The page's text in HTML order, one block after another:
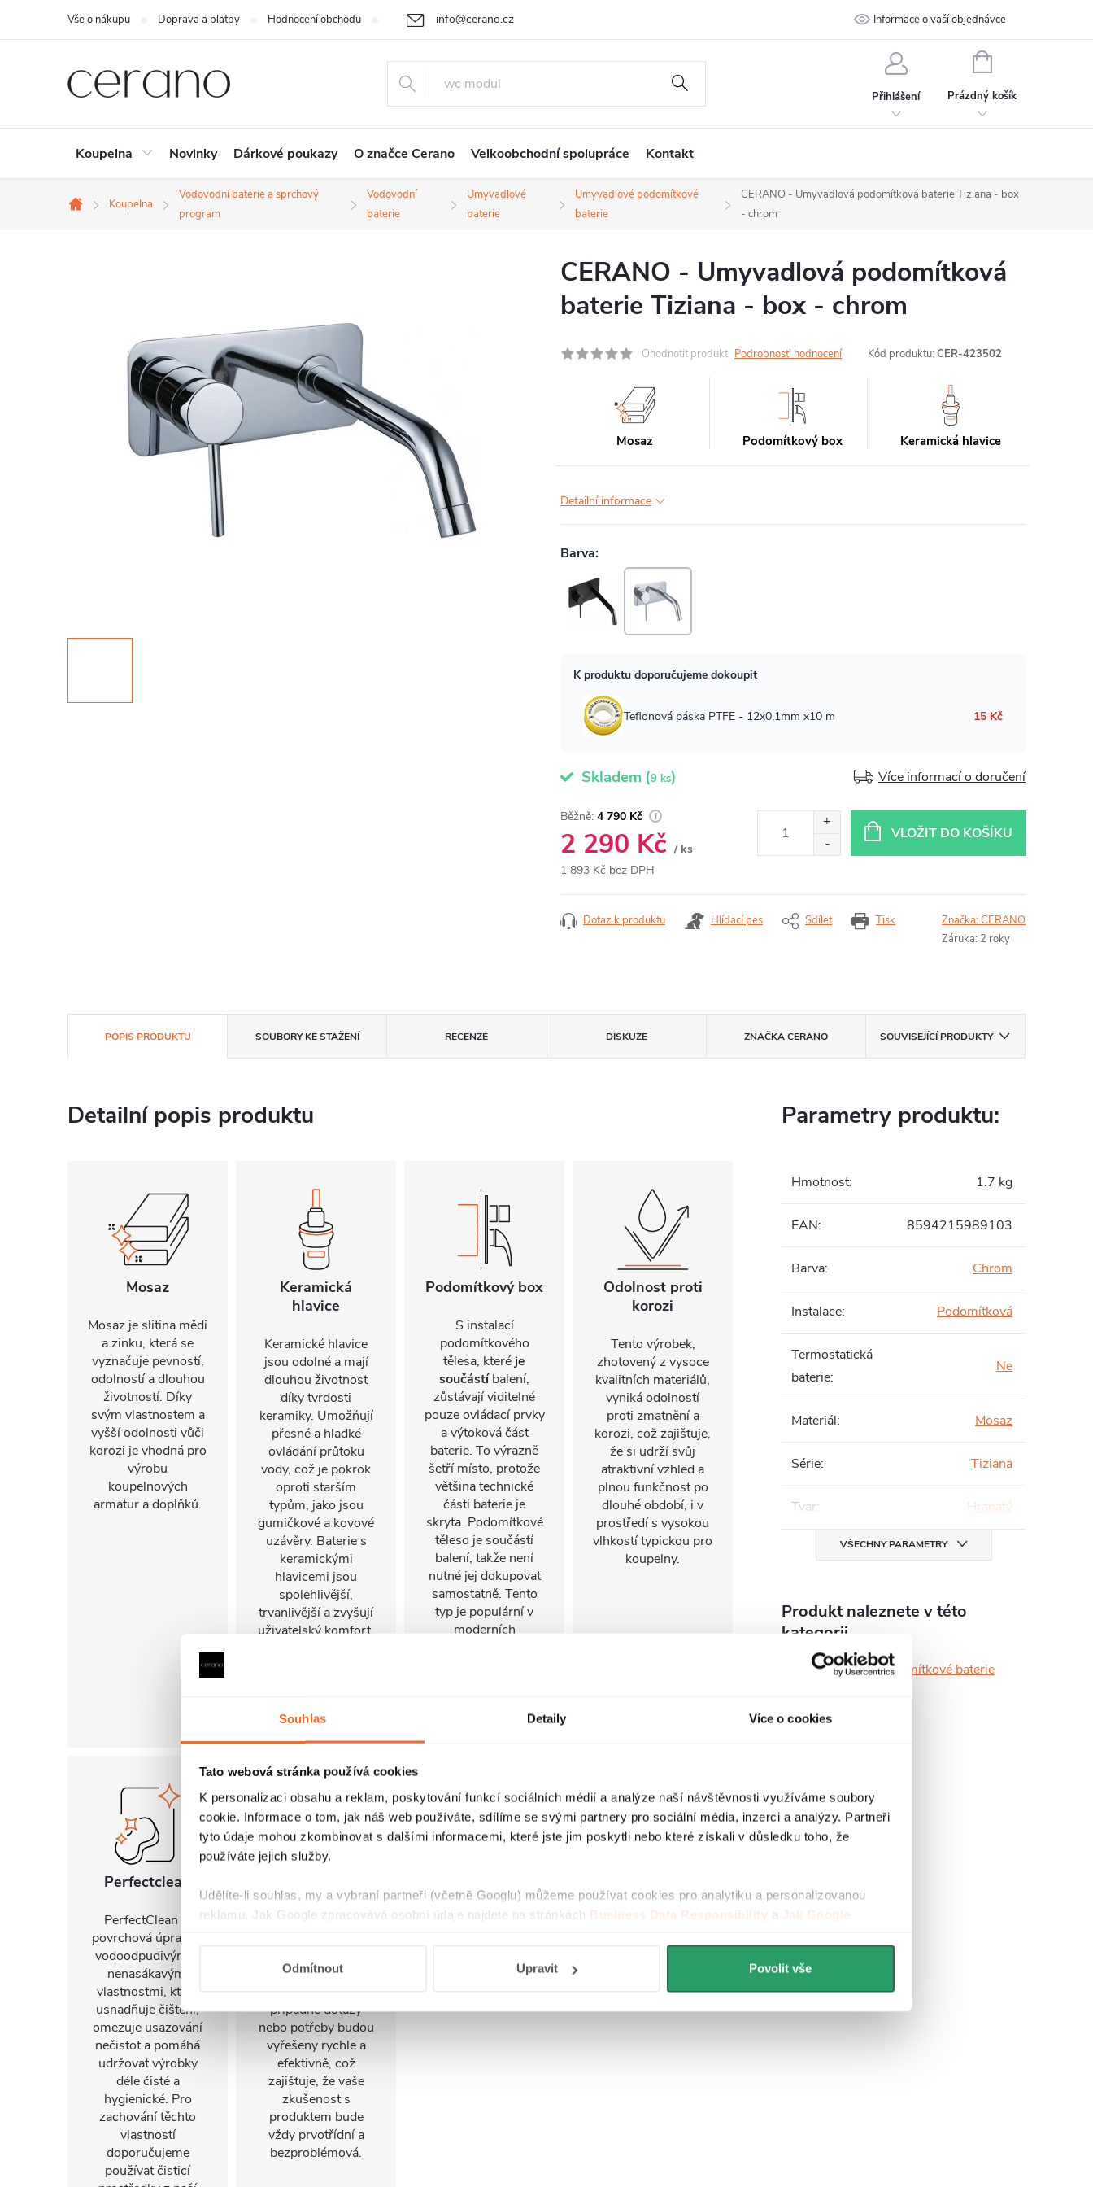
Souhlas Detaily Více o cookies
Tato webová stránka používá cookies
K personalizaci obsahu a reklam, poskytování funkcí sociálních médií a analýze naší návštěvnosti využíváme soubory
cookie. Informace o tom, jak náš web používáte, sdílíme se svými partnery pro sociální média, inzerci a analýzy. Partneři
tyto údaje mohou zkombinovat s dalšími informacemi, které jste jim poskytli nebo které získali v důsledku toho, že
používáte jejich služby.
Udělíte-li souhlas, my a vybraní partneři (včetně Googlu) můžeme používat cookies pro analytiku a personalizovanou
reklamu. Jak Google zpracovává osobní údaje najdete na stránkách Business Data Responsibility a Jak Google
Odmítnout Upravit Povolit vše
+420 226 400 232
info@cerano.cz
Vše o nákupu Doprava a platby Hodnocení obchodu Cenová nabídka na míru Ochrana osobních údajů Kontakt
Informace o vaší objednávce
Přihlášení
NÁKUPNÍ
Prázdný košík
Koupelna Novinky Dárkové poukazy O značce Cerano Velkoobchodní spolupráce Kontakt
Domů
Koupelna
Vodovodní baterie a sprchový
program
Vodovodní
baterie
Umyvadlové
baterie
Umyvadlové podomítkové
baterie
CERANO - Umyvadlová podomítková baterie Tiziana - box
- chrom
CERANO - Umyvadlová podomítková
baterie Tiziana - box - chrom
Ohodnotit produkt Podrobnosti hodnocení Kód produktu: CER-423502
Mosaz Podomítkový box Keramická hlavice
Detailní informace
Skladem (9 ks) Více informací o doručení
4 790 Kč
2 290 Kč / ks
1 893 Kč bez DPH
VLOŽIT DO KOŠÍKU
Tisk
Dotaz k produktu Hlídací pes Sdílet Značka:CERANO
Záruka: 2 roky
POPIS PRODUKTU SOUBORY KE STAŽENÍ RECENZE DISKUZE ZNAČKACERANO SOUVISEJÍCÍ PRODUKTY
Detailní popis produktu
Mosaz
Mosaz je slitina mědi
a zinku, která se
vyznačuje pevností,
odolností a dlouhou
životností. Díky
svým vlastnostem a
vyšší odolnosti vůči
korozi je vhodná pro
výrobu
koupelnových
armatur a doplňků.
Keramická
hlavice
Keramické hlavice
jsou odolné a mají
dlouhou životnost
díky tvrdosti
keramiky. Umožňují
přesné a hladké
ovládání průtoku
vody, což je pokrok
oproti starším
typům, jako jsou
gumičkové a kovové
uzávěry. Baterie s
keramickými
hlavicemi jsou
spolehlivější,
trvanlivější a zvyšují
uživatelský komfort.
Podomítkový box
S instalací
podomítkového
tělesa, které je
součástíbalení,
zůstávají viditelné
pouze ovládací prvky
a výtoková část
baterie. To výrazně
šetří místo, protože
většina technické
části baterie je
skryta. Podomítkové
těleso je součástí
balení, takže není
nutné jej dokupovat
samostatně. Tento
typ je populární v
moderních
Odolnost proti
korozi
Tento výrobek,
zhotovený z vysoce
kvalitních materiálů,
vyniká odolností
proti zmatnění a
korozi, což zajišťuje,
že si udrží svůj
atraktivní vzhled a
plnou funkčnost po
dlouhé období, i v
prostředí s vysokou
vlhkostí typickou pro
koupelny.
Perfectclean
PerfectClean je
povrchová úprava s
vodoodpudivými a
nenasákavými
vlastnostmi, která
usnadňuje čištění,
omezuje usazování
nečistot a pomáhá
udržovat výrobky
déle čisté a
hygienické. Pro
zachování těchto
vlastností
doporučujeme
používat čisticí
K tomuto produktu
naše prémiové
případné dotazy
nebo potřeby budou
vyřešeny rychle a
efektivně, což
zajišťuje, že vaše
zkušenost s
produktem bude
vždy prvotřídní a
bezproblémová.
Parametry produktu:
Hmotnost: 1.7 kg
EAN: 8594215989103
Barva: Chrom
Instalace: Podomítková
Termostatická
baterie:
Ne
Materiál: Mosaz
Série: Tiziana
Tvar: Hranatý
VŠECHNY PARAMETRY
Produkt naleznete v této
kategorii
Umyvadlové podomítkové baterie